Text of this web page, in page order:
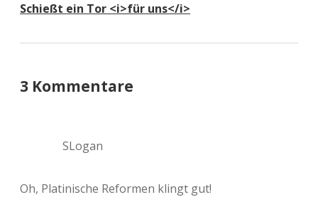
Schießt ein Tor <i>für uns</i>
3 Kommentare
SLogan
Oh, Platinische Reformen klingt gut!